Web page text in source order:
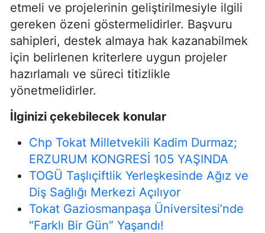
etmeli ve projelerinin geliştirilmesiyle ilgili
gereken özeni göstermelidirler. Başvuru
sahipleri, destek almaya hak kazanabilmek
için belirlenen kriterlere uygun projeler
hazırlamalı ve süreci titizlikle
yönetmelidirler.
İlginizi çekebilecek konular
Chp Tokat Milletvekili Kadim Durmaz;
ERZURUM KONGRESİ 105 YAŞINDA
TOGÜ Taşlıçiftlik Yerleşkesinde Ağız ve
Diş Sağlığı Merkezi Açılıyor
Tokat Gaziosmanpaşa Üniversitesi’nde
“Farklı Bir Gün” Yaşandı!